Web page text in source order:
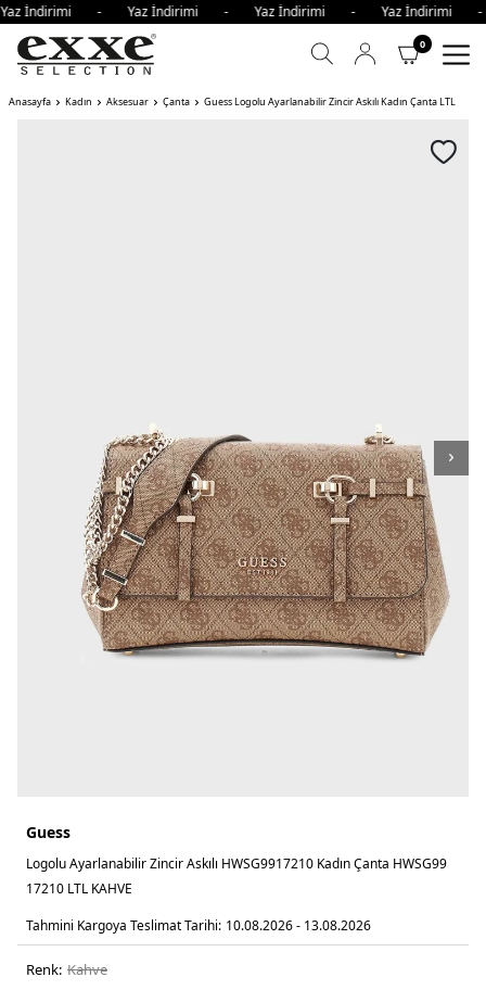
İndirimi - Yaz İndirimi - Yaz İndirimi - Yaz
0
Anasayfa Kadın Aksesuar Çanta Guess Logolu Ayarlanabilir Zincir Askılı Kadın Çanta LTL
Guess
Logolu Ayarlanabilir Zincir Askılı HWSG9917210 Kadın Çanta HWSG99
17210 LTL KAHVE
Tahmini Kargoya Teslimat Tarihi: 10.08.2026 - 13.08.2026
Renk: kahve